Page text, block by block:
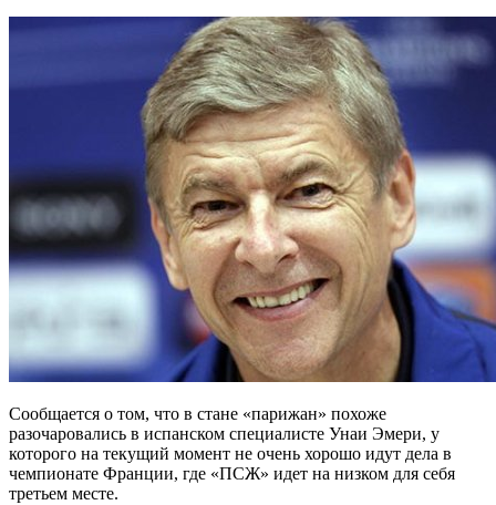
Сообщается о том, что в стане «парижан» похоже
разочаровались в испанском специалисте Унаи Эмери, у
которого на текущий момент не очень хорошо идут дела в
чемпионате Франции, где «ПСЖ» идет на низком для себя
третьем месте.